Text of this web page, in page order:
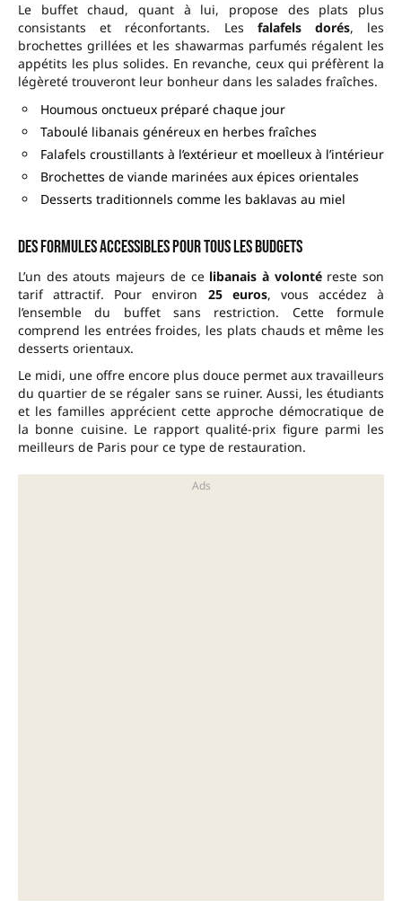
Le buffet chaud, quant à lui, propose des plats plus
consistants et réconfortants. Les falafels dorés, les
brochettes grillées et les shawarmas parfumés régalent les
appétits les plus solides. En revanche, ceux qui préfèrent la
légèreté trouveront leur bonheur dans les salades fraîches.
Houmous onctueux préparé chaque jour
Taboulé libanais généreux en herbes fraîches
Falafels croustillants à l’extérieur et moelleux à l’intérieur
Brochettes de viande marinées aux épices orientales
Desserts traditionnels comme les baklavas au miel
Des formules accessibles pour tous les budgets
L’un des atouts majeurs de ce libanais à volontéreste son
tarif attractif. Pour environ 25 euros, vous accédez à
l’ensemble du buffet sans restriction. Cette formule
comprend les entrées froides, les plats chauds et même les
desserts orientaux.
Le midi, une offre encore plus douce permet aux travailleurs
du quartier de se régaler sans se ruiner. Aussi, les étudiants
et les familles apprécient cette approche démocratique de
la bonne cuisine. Le rapport qualité-prix figure parmi les
meilleurs de Paris pour ce type de restauration.